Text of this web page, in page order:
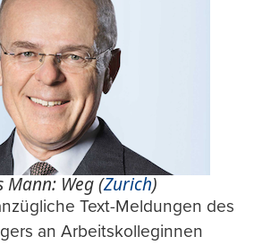
Mann: Weg (Zurich)
Text-Meldungen des
an Arbeitskolleginnen